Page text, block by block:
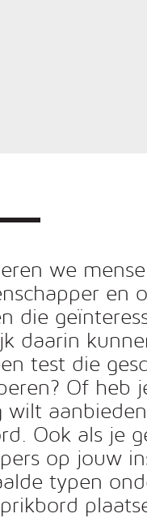
we
en
die
daarin
test die
Of heb
wilt
Ook als je
op jouw
typen